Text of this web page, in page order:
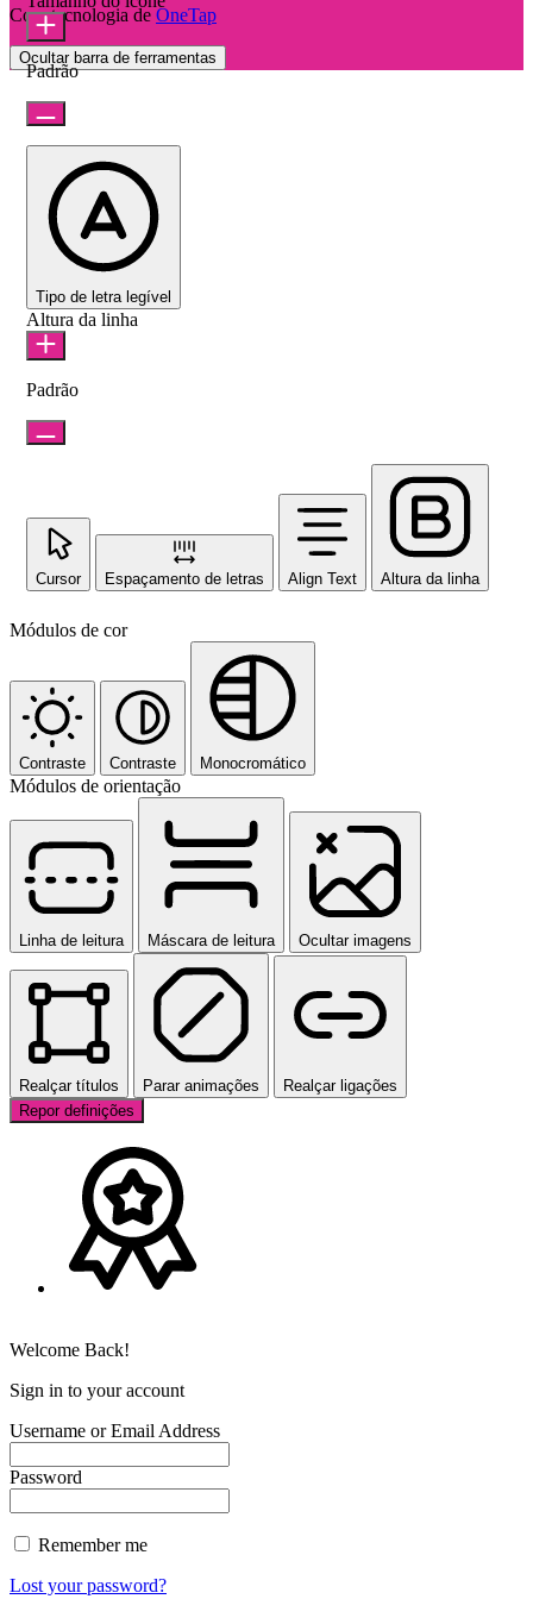
Com tecnologia de OneTap
Ocultar barra de ferramentas
Padrão
Tipo de letra legível
Altura da linha
Padrão
Cursor Espaçamento de letras Align Text Altura da linha
Módulos de cor
Contraste Contraste Monocromático
Módulos de orientação
Linha de leitura Máscara de leitura Ocultar imagens
Realçar títulos Parar animações
Realçar ligações
Repor definições
Welcome Back!
Sign in to your account
Username or Email Address
Password
Remember me
Lost your password?